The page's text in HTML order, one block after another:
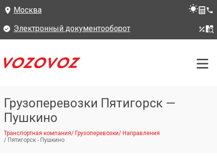
Москва
Электронный документооборот
Грузоперевозки Пятигорск —
Пушкино
Транспортная компания/ Грузоперевозки/ Направления
/ Пятигорск - Пушкино